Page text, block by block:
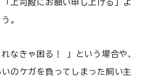
上司殿にお願い申し上げる」よ
。
なきゃ困る！ 」という場合や、
のケガを負ってしまった飼い主